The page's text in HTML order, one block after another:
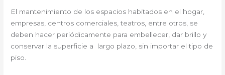
El mantenimiento de los espacios habitados en el hogar,
empresas, centros comerciales, teatros, entre otros, se
deben hacer periódicamente para embellecer, dar brillo y
conservar la superficie a largo plazo, sin importar el tipo de
piso.